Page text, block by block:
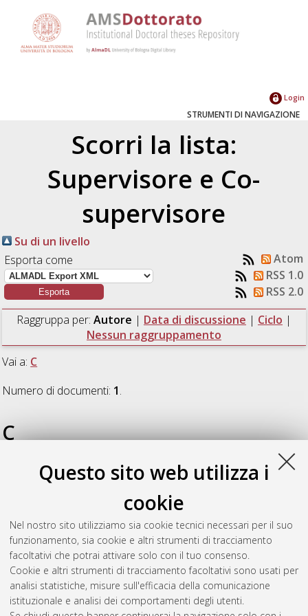
Questo sito web utilizza i
cookie
Nel nostro sito utilizziamo sia cookie tecnici necessari per il suo
funzionamento, sia cookie e altri strumenti di tracciamento
facoltativi che potrai attivare solo con il tuo consenso.
Cookie e altri strumenti di tracciamento facoltativi sono usati per
analisi statistiche, misure sull'efficacia della comunicazione
istituzionale e analisi dei comportamenti degli utenti.
Login
STRUMENTI DI NAVIGAZIONE
Scorri la lista:
Supervisore e Co-
supervisore
Su di un livello
Esporta come
Atom
RSS 1.0
RSS 2.0
Raggruppa per: Autore | Data di discussione | Ciclo |
Nessun raggruppamento
Vai a: C
Numero di documenti: 1.
C
Cumoli, Flavia(2009) Periferie e mondi operai: immigrazione,
spazi sociali e ambiti culturali negli anni '50, [Dissertation
thesis], Alma Mater Studiorum Università di Bologna.
Storia d'Europa: identità collettive,
cittadinanza e territorio (Età moderna e contemporanea), 21
Ciclo.
Questa lista e' stata generata il Thu Aug 6 20:46:36 2026